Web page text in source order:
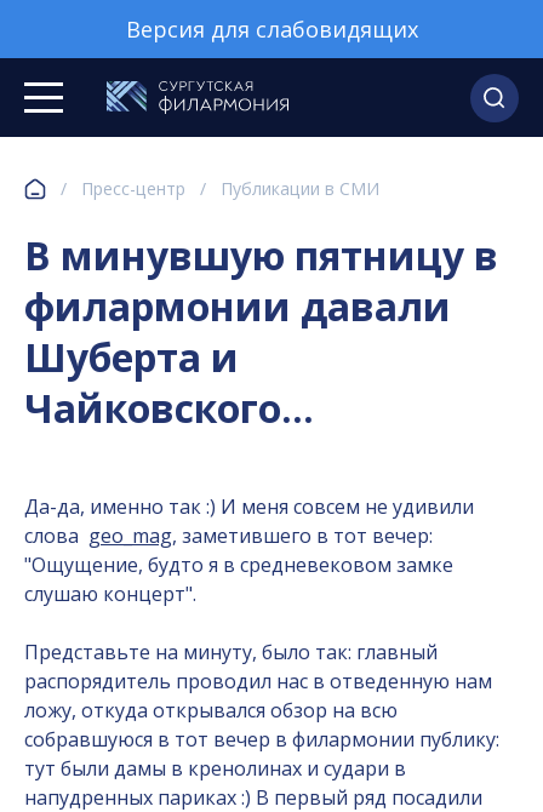
Версия для слабовидящих
/ Пресс-центр / Публикации в СМИ
В минувшую пятницу в
филармонии давали
Шуберта и
Чайковского...
Да-да, именно так :) И меня совсем не удивили
слова geo_mag, заметившего в тот вечер:
"Ощущение, будто я в средневековом замке
слушаю концерт".
Представьте на минуту, было так: главный
распорядитель проводил нас в отведенную нам
ложу, откуда открывался обзор на всю
собравшуюся в тот вечер в филармонии публику:
тут были дамы в кренолинах и судари в
напудренных париках :) В первый ряд посадили